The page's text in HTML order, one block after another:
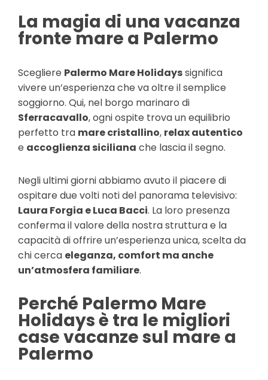
La magia di una vacanza
fronte mare a Palermo
Scegliere Palermo Mare Holidayssignifica
vivere un’esperienza che va oltre il semplice
soggiorno. Qui, nel borgo marinaro di
Sferracavallo, ogni ospite trova un equilibrio
perfetto tra mare cristallino, relax autentico
e accoglienza siciliana che lascia il segno.
Negli ultimi giorni abbiamo avuto il piacere di
ospitare due volti noti del panorama televisivo:
Laura Forgia e Luca Bacci. La loro presenza
conferma il valore della nostra struttura e la
capacità di offrire un’esperienza unica, scelta da
chi cerca eleganza, comfort ma anche
un’atmosfera familiare.
Perché Palermo Mare
Holidays è tra le migliori
case vacanze sul mare a
Palermo